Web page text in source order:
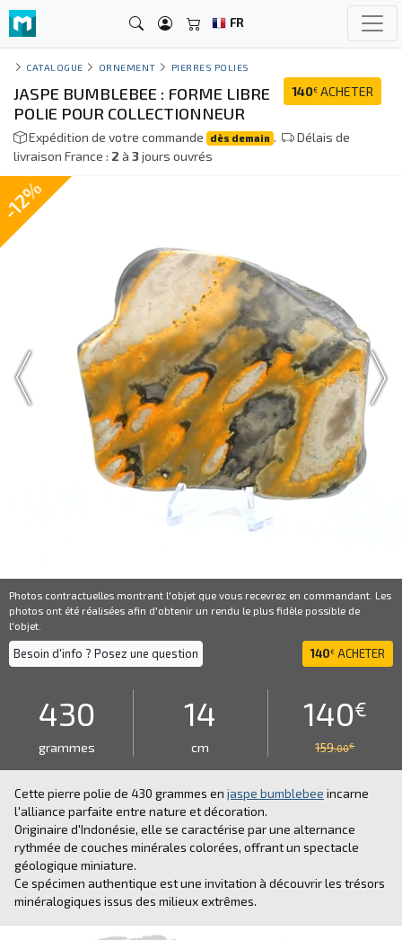
FR
CATALOGUE ORNEMENT PIERRES POLIES
140€ ACHETER
JASPE BUMBLEBEE : FORME LIBRE
POLIE POUR COLLECTIONNEUR
Expédition de votre commande dès demain .
Délais de
livraison France : 2 à 3jours ouvrés
Photos contractuelles montrant l'objet que vous recevrez en commandant. Les
photos ont été réalisées afin d'obtenir un rendu le plus fidèle possible de
l'objet.
Besoin d'info ? Posez une question 140€ ACHETER
430
grammes
14
cm
140€
159.00€
Cette pierre polie de 430 grammes en jaspe bumblebee incarne
l'alliance parfaite entre nature et décoration.
Originaire d'Indonésie, elle se caractérise par une alternance
rythmée de couches minérales colorées, offrant un spectacle
géologique miniature.
Ce spécimen authentique est une invitation à découvrir les trésors
minéralogiques issus des milieux extrêmes.